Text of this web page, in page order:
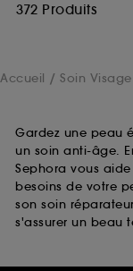
372 Produits
Accueil Soin Visage
Gardez une peau
un soin anti-âge.
Sephora vous
besoins de votre
son soin
s'assurer un beau